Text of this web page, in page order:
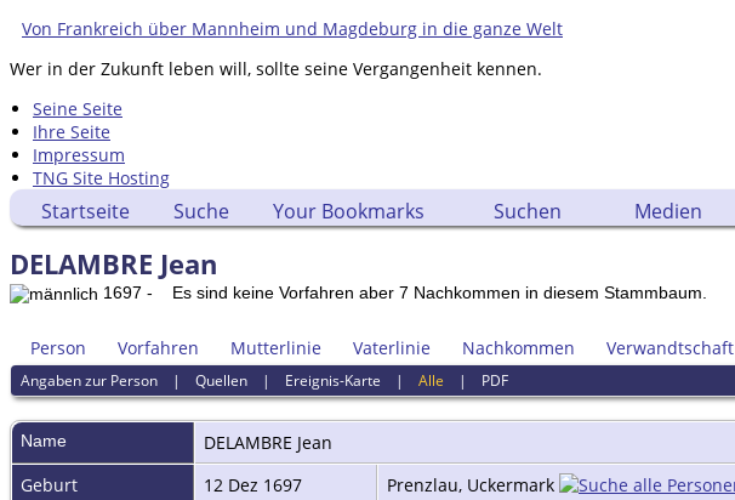
Von Frankreich über Mannheim und Magdeburg in die ganze Welt
Wer in der Zukunft leben will, sollte seine Vergangenheit kennen.
Seine Seite
Ihre Seite
Impressum
TNG Site Hosting
Startseite Suche Your Bookmarks Suchen Medien
DELAMBRE Jean
1697 - Es sind keine Vorfahren aber 7 Nachkommen in diesem Stammbaum.
Person Vorfahren Mutterlinie Vaterlinie Nachkommen Verwandtschaft
Angaben zur Person |Quellen | Ereignis-Karte |Alle | PDF
Name DELAMBRE Jean
Geburt
12 Dez 1697
Prenzlau, Uckermark